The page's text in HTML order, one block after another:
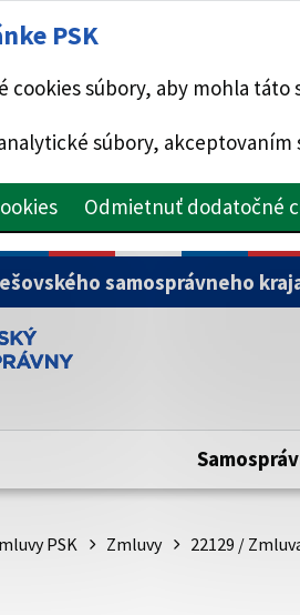
PSK
cookies súbory, aby mohla
súbory,
Odmietnuť dodatočné
samosprávneho
stránka Prešovského
PSK Zmluvy 22129 /